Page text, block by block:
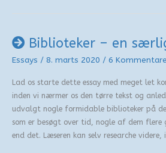
Biblioteker – en
Essays / 8. marts 2020 / 6
Lad os starte dette essay med meget let
inden vi nærmer os den tørre tekst og
udvalgt nogle formidable biblioteker på
som er besøgt over tid, nogle af dem flere
end det. Læseren kan selv researche videre,